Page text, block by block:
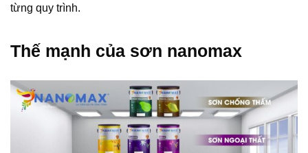
từng quy trình.
Thế mạnh của sơn nanomax